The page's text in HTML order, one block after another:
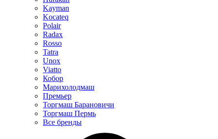
Kayman
Kocateq
Polair
Radax
Rosso
Tatra
Unox
Viatto
Кобор
Марихолодмаш
Премьер
Торгмаш Барановичи
Торгмаш Пермь
Все бренды